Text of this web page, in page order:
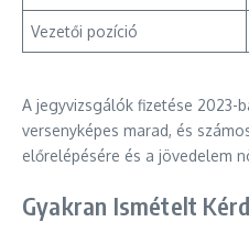
Vezetői pozíció
A jegyvizsgálók fizetése 2023-
versenyképes marad, és
előrelépésére és a jövedelem
Gyakran Ismételt